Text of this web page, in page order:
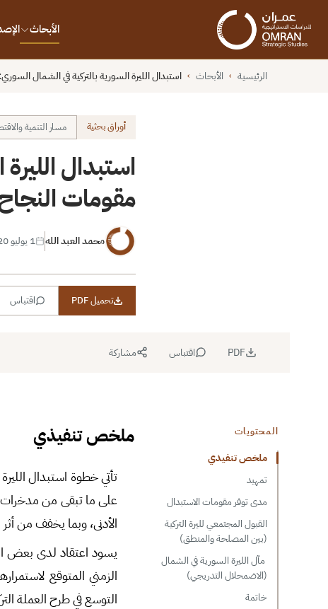
الأبحاث
الرئيسية › الأبحاث › استبدال الليرة السورية بالتركية في الشمال
أوراق بحثية مسار التنمية
استبدال
مقومات
محمد العبد الله 1 يوليو 2020
تحميل PDF اقتباس
PDF اقتباس مشاركة
المحتويات
ملخص تنفيذي
تمهيد
مدى توفر مقومات الاستبدال
القبول المجتمعي لليرة التركية
(بين المصلحة والمنطق)
مآل الليرة السورية في الشمال
(الاضمحلال التدريجي)
خاتمة
ملخص تنفيذي
تأتي خطوة استبدال
على ما تبقى من مدخرات
الأدنى، وبما يخفف من
يسود اعتقاد لدى بعض
الزمني المتوقع
التوسع في طرح العملة